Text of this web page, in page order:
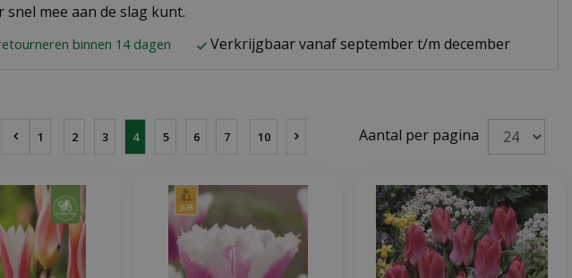
mee aan de slag kunt.
binnen 14 dagen Verkrijgbaar vanaf september t/m december
Aantal per pagina
1 2 3 4 5 6 7 10